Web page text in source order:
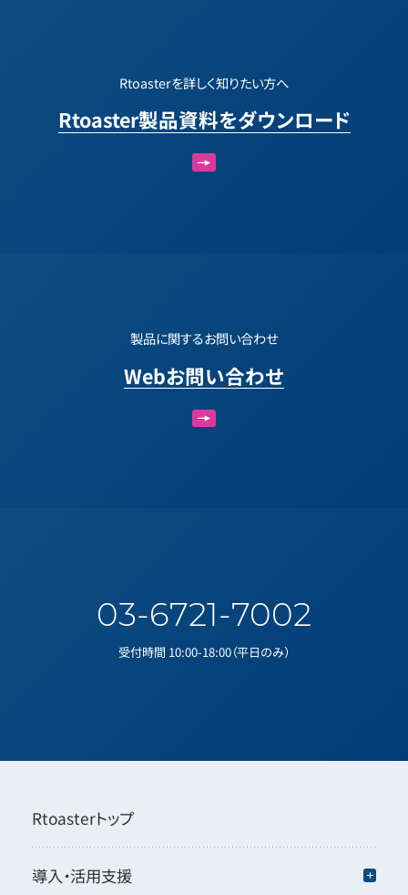
Rtoasterを詳しく知りたい方へ
Rtoaster製品資料をダウンロード
製品に関するお問い合わせ
Webお問い合わせ
03-6721-7002
受付時間 10:00-18:00（平日のみ）
Rtoasterトップ
導入・活用支援